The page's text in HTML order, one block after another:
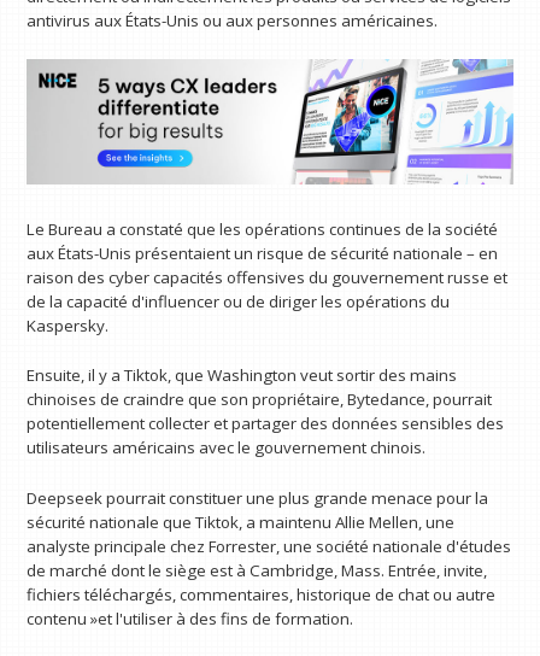
antivirus aux États-Unis ou aux personnes américaines.
Le Bureau a constaté que les opérations continues de la société
aux États-Unis présentaient un risque de sécurité nationale – en
raison des cyber capacités offensives du gouvernement russe et
de la capacité d'influencer ou de diriger les opérations du
Kaspersky.
Ensuite, il y a Tiktok, que Washington veut sortir des mains
chinoises de craindre que son propriétaire, Bytedance, pourrait
potentiellement collecter et partager des données sensibles des
utilisateurs américains avec le gouvernement chinois.
Deepseek pourrait constituer une plus grande menace pour la
sécurité nationale que Tiktok, a maintenu Allie Mellen, une
analyste principale chez Forrester, une société nationale d'études
de marché dont le siège est à Cambridge, Mass. Entrée, invite,
fichiers téléchargés, commentaires, historique de chat ou autre
contenu »et l'utiliser à des fins de formation.